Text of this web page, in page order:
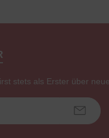
stets als Erster über